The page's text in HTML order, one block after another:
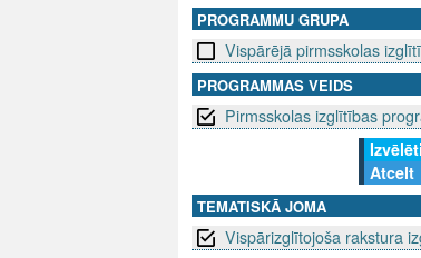
D
V
PROGRAMMU GRUPA
Vispārējā pirmsskolas
PROGRAMMAS VEIDS
Pirmsskolas izglītības
Atcelt
TEMATISKĀ JOMA
Vispārizglītojoša rakstura